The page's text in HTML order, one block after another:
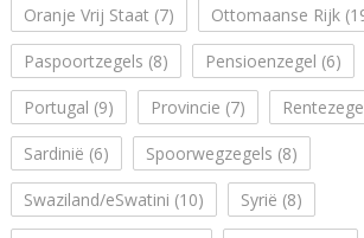
Oranje Vrij Staat (7) Ottomaanse Rijk
Paspoortzegels (8) Pensioenzegel (6)
Portugal (9) Provincie (7)
Sardinië (6) Spoorwegzegels (8)
Swaziland/eSwatini (10) Syrië (8)